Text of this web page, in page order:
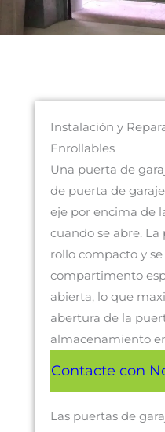
Instalación y
Enrollables
Una puerta de
de puerta de
eje por encima de
cuando se abre.
rollo compacto y
compartimento
abierta, lo que
abertura de la
almacenamiento
Contacte con
Las puertas de